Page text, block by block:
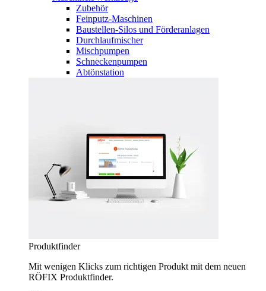
Zubehör
Feinputz-Maschinen
Baustellen-Silos und Förderanlagen
Durchlaufmischer
Mischpumpen
Schneckenpumpen
Abtönstation
Produktfinder
Mit wenigen Klicks zum richtigen Produkt mit dem neuen
RÖFIX Produktfinder.